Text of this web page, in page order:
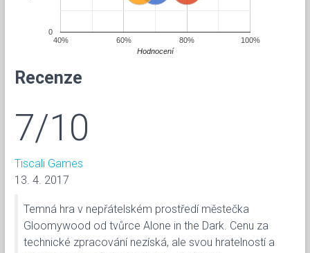
40% 60% 80% 100%
0
Hodnocení
Recenze
7/10
Tiscali Games
13. 4. 2017
Temná hra v nepřátelském prostředí městečka
Gloomywood od tvůrce Alone in the Dark. Cenu za
technické zpracování nezíská, ale svou hratelností a